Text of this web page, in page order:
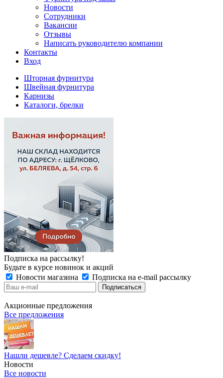
Новости
Сотрудники
Вакансии
Отзывы
Написать руководителю компании
Контакты
Вход
Шторная фурнитура
Швейная фурнитура
Карнизы
Каталоги, брелки
Подписка на рассылку!
Будьте в курсе новинок и акций
Новости магазина
Подписка на e-mail рассылку
Акционные предложения
Все предложения
Нашли дешевле? Сделаем скидку!
Новости
Все новости